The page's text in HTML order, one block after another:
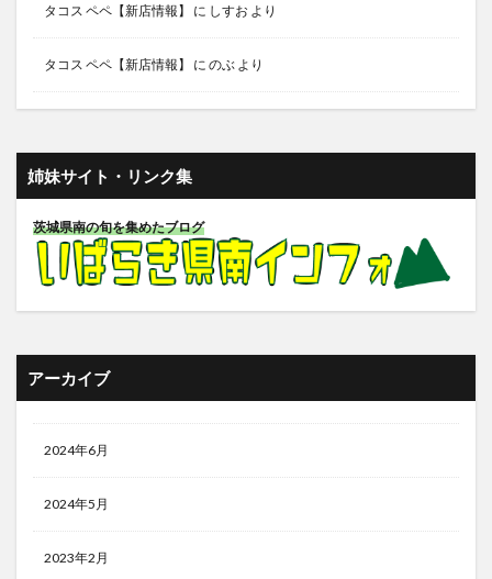
タコス ペペ【新店情報】 に しすお より
タコス ペペ【新店情報】 に のぶ より
姉妹サイト・リンク集
茨城県南の旬を集めたブログ
アーカイブ
2024年6月
2024年5月
2023年2月